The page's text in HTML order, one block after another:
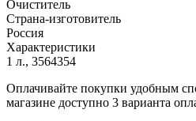
Очиститель
Страна-изготовитель
Россия
Характеристики
1 л., 3564354
Оплачивайте покупки удобным
магазине доступно 3 варианта